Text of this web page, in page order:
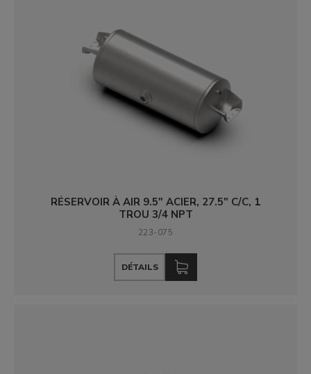
RÉSERVOIR À AIR 9.5" ACIER, 27.5" C/C, 1
TROU 3/4 NPT
223-075
DÉTAILS